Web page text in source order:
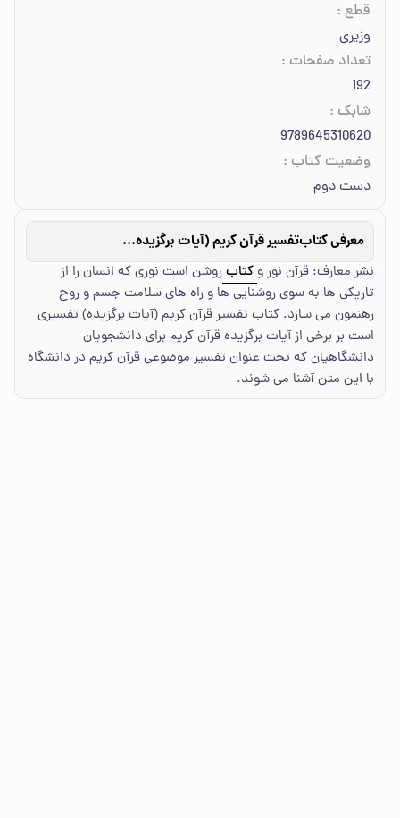
قطع :
وزیری
تعداد صفحات :
192
شابک :
9789645310620
وضعیت کتاب :
دست دوم
معرفی کتاب تفسیر قرآن کریم (آیات برگزیده) - ویراست دوم
نشر معارف: قرآن نور و کتابروشن است نوری که انسان را از
تاریکی ها به سوی روشنایی ها و راه های سلامت جسم و روح
رهنمون می سازد. کتاب تفسیر قرآن کریم (آیات برگزیده) تفسیری
است بر برخی از آیات برگزیده قرآن کریم برای دانشجویان
دانشگاهیان که تحت عنوان تفسیر موضوعی قرآن کریم در دانشگاه
با این متن آشنا می شوند.